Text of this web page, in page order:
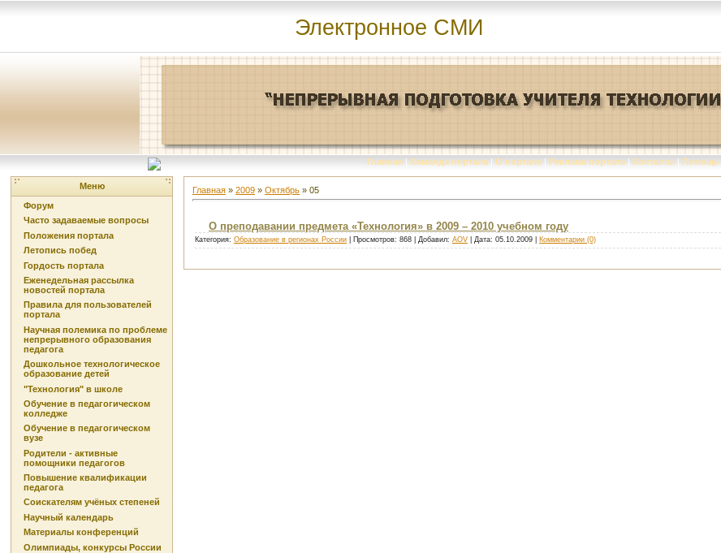
Электронное СМИ
Главная | Команда портала | О портале | Реклама портала | Контакты | Помощь
Меню
Форум
Часто задаваемые вопросы
Положения портала
Летопись побед
Гордость портала
Еженедельная рассылка
новостей портала
Правила для пользователей
портала
Научная полемика по проблеме
непрерывного образования
педагога
Дошкольное технологическое
образование детей
"Технология" в школе
Обучение в педагогическом
колледже
Обучение в педагогическом
вузе
Родители - активные
помощники педагогов
Повышение квалификации
педагога
Соискателям учёных степеней
Научный календарь
Материалы конференций
Олимпиады, конкурсы России
Главная » 2009 » Октябрь » 05
О преподавании предмета «Технология» в 2009 – 2010 учебном году
Категория: Образование в регионах России | Просмотров: 868 | Добавил: AOV | Дата: 05.10.2009 Комментарии (0)